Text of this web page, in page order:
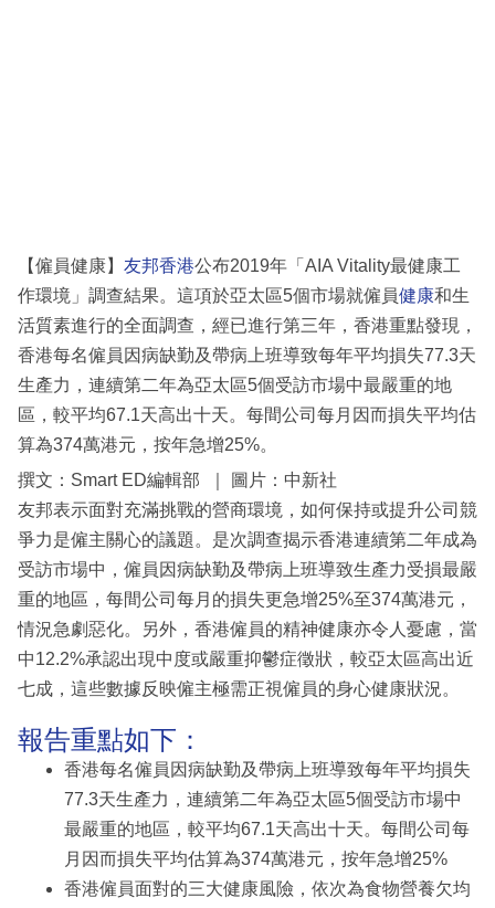
【僱員健康】 友邦香港公布2019年「AIA Vitality最健康工
作環境」調查結果。這項於亞太區5個市場就僱員健康和生
活質素進行的全面調查，經已進行第三年，香港重點發現，
香港每名僱員因病缺勤及帶病上班導致每年平均損失77.3天
生產力，連續第二年為亞太區5個受訪市場中最嚴重的地
區，較平均67.1天高出十天。每間公司每月因而損失平均估
算為374萬港元，按年急增25%。
撰文：Smart ED編輯部 ｜ 圖片：中新社
友邦表示面對充滿挑戰的營商環境，如何保持或提升公司競
爭力是僱主關心的議題。是次調查揭示香港連續第二年成為
受訪市場中，僱員因病缺勤及帶病上班導致生產力受損最嚴
重的地區，每間公司每月的損失更急增25%至374萬港元，
情況急劇惡化。另外，香港僱員的精神健康亦令人憂慮，當
中12.2%承認出現中度或嚴重抑鬱症徵狀，較亞太區高出近
七成，這些數據反映僱主極需正視僱員的身心健康狀況。
報告重點如下：
香港每名僱員因病缺勤及帶病上班導致每年平均損失
77.3天生產力，連續第二年為亞太區5個受訪市場中
最嚴重的地區，較平均67.1天高出十天。每間公司每
月因而損失平均估算為374萬港元，按年急增25%
香港僱員面對的三大健康風險，依次為食物營養欠均